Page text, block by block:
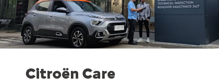
Citroën Care